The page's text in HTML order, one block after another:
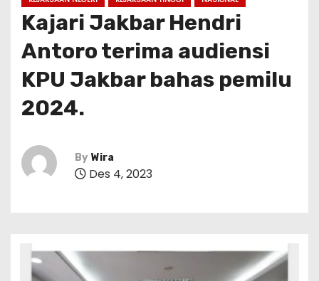
Kajari Jakbar Hendri
Antoro terima audiensi
KPU Jakbar bahas pemilu
2024.
By Wira
Des 4, 2023